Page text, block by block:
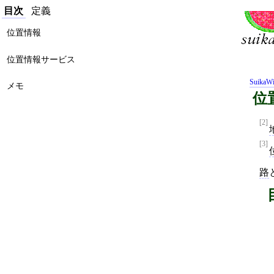
位
[2]
[3]
路
目次 定義
位置情報
位置情報サービス
メモ